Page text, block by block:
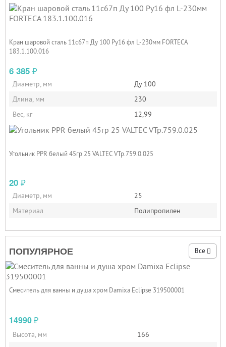
Кран шаровой сталь 11с67п Ду 100 Ру16 фл L-230мм FORTECA
183.1.100.016
6 385 ₽
Диаметр, мм
Ду 100
Длина, мм
230
Вес, кг
12,99
Угольник PPR белый 45гр 25 VALTEC VTp.759.0.025
20 ₽
Диаметр, мм
25
Материал
Полипропилен
ПОПУЛЯРНОЕ Все
Смеситель для ванны и душа хром Damixa Eclipse 319500001
14990₽
Высота, мм
166